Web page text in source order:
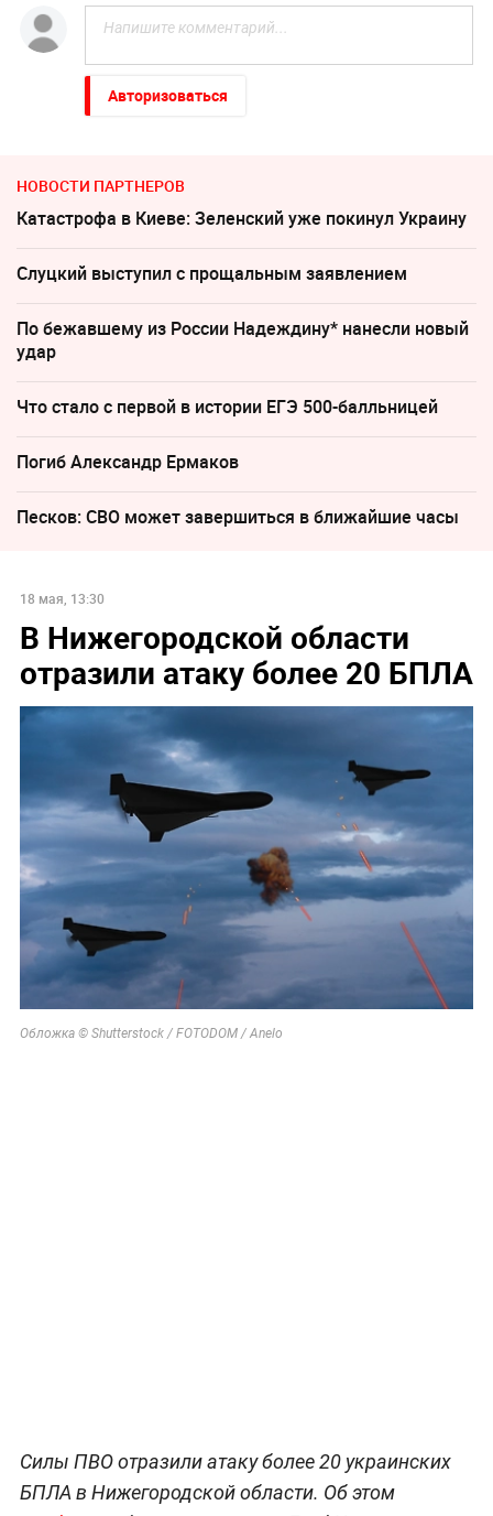
Авторизоваться
НОВОСТИ ПАРТНЕРОВ
Катастрофа в Киеве: Зеленский уже покинул Украину
Слуцкий выступил с прощальным заявлением
По бежавшему из России Надеждину* нанесли новый
удар
Что стало с первой в истории ЕГЭ 500-балльницей
Погиб Александр Ермаков
Песков: СВО может завершиться в ближайшие часы
18 мая, 13:30
В Нижегородской области
отразили атаку более 20 БПЛА
Обложка © Shutterstock / FOTODOM / Anelo
Силы ПВО отразили атаку более 20 украинских
БПЛА в Нижегородской области. Об этом